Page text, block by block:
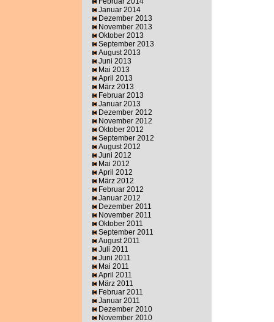
Januar 2014
Dezember 2013
November 2013
Oktober 2013
September 2013
August 2013
Juni 2013
Mai 2013
April 2013
März 2013
Februar 2013
Januar 2013
Dezember 2012
November 2012
Oktober 2012
September 2012
August 2012
Juni 2012
Mai 2012
April 2012
März 2012
Februar 2012
Januar 2012
Dezember 2011
November 2011
Oktober 2011
September 2011
August 2011
Juli 2011
Juni 2011
Mai 2011
April 2011
März 2011
Februar 2011
Januar 2011
Dezember 2010
November 2010